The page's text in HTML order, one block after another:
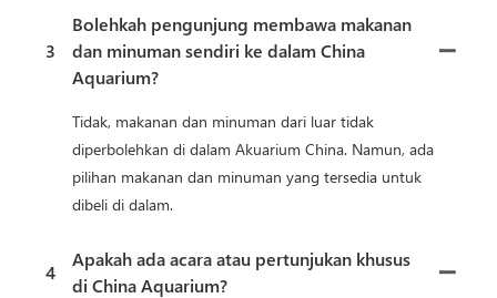
3
Bolehkah pengunjung membawa makanan
dan minuman sendiri ke dalam China
Aquarium?
Tidak, makanan dan minuman dari luar tidak
diperbolehkan di dalam Akuarium China. Namun, ada
pilihan makanan dan minuman yang tersedia untuk
dibeli di dalam.
4
Apakah ada acara atau pertunjukan khusus
di China Aquarium?